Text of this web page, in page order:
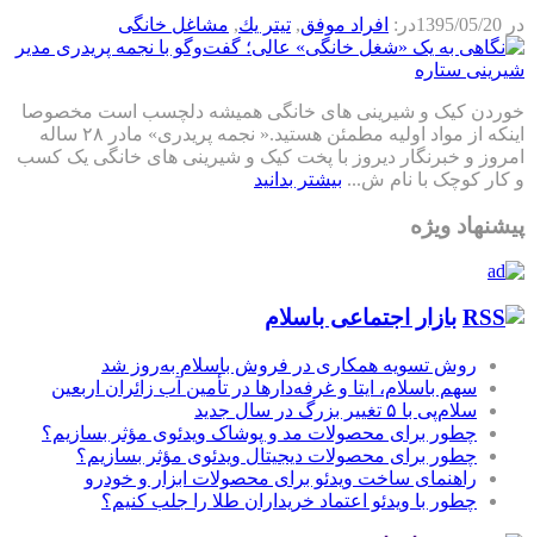
در 1395/05/20در: افراد موفق, تيتر يك, مشاغل خانگی
خوردن کیک و شیرینی های خانگی همیشه دلچسب است مخصوصا
اینکه از مواد اولیه مطمئن هستید.« نجمه پریدری» مادر ۲۸ ساله
امروز و خبرنگار دیروز با پخت کیک و شیرینی های خانگی یک کسب
و کار کوچک با نام ش... بیشتر بدانید
پیشنهاد ویژه
بازار اجتماعی باسلام
روش تسویه همکاری در فروش باسلام به‌روز شد
سهم باسلام، ایتا و غرفه‌دارها در تأمین آب زائران اربعین
سلام‌پی با ۵ تغییر بزرگ در سال جدید
چطور برای محصولات مد و پوشاک ویدئوی مؤثر بسازیم؟
چطور برای محصولات دیجیتال ویدئوی مؤثر بسازیم؟
راهنمای ساخت ویدئو برای محصولات ابزار و خودرو
چطور با ویدئو اعتماد خریداران طلا را جلب کنیم؟